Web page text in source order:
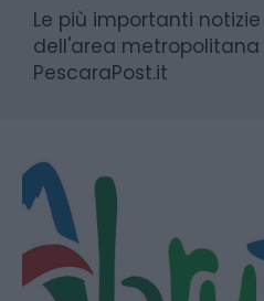
Le più importanti
dell'area
PescaraPost.it